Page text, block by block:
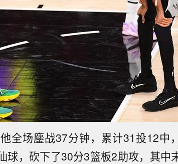
全场鏖战37分钟，累计31投12中
球，砍下了30分3篮板2助攻，其中